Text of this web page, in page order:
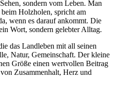
sondern vom Leben. Man
Holzholen, spricht am
wenn es darauf ankommt. Die
Wort, sondern gelebter Alltag.
das Landleben mit all seinen
Natur, Gemeinschaft. Der kleine
Größe einen wertvollen Beitrag
Zusammenhalt, Herz und